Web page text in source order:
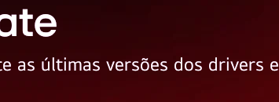
as últimas versões dos drivers e